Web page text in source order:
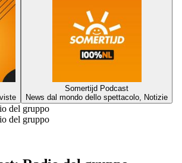
Somertijd Podcast
News dal mondo dello spettacolo, Notizie
del gruppo
del gruppo